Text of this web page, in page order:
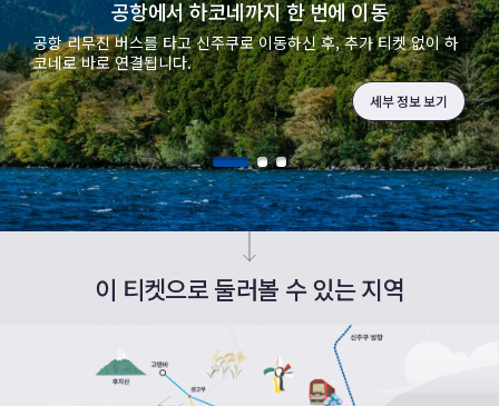
공항에서 하코네까지 한 번에 이동
공항 리무진 버스를 타고 신주쿠로 이동하신 후, 추가 티켓 없이 하
코네로 바로 연결됩니다.
세부 정보 보기
이 티켓으로 둘러볼 수 있는 지역